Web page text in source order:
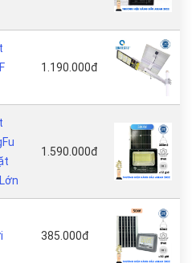
1.190.000đ
1.590.000đ
385.000đ